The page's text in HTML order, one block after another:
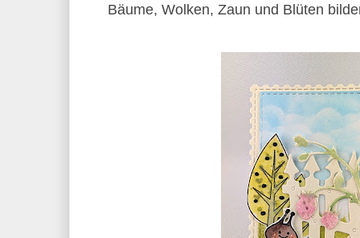
Bäume, Wolken, Zaun und Blüten